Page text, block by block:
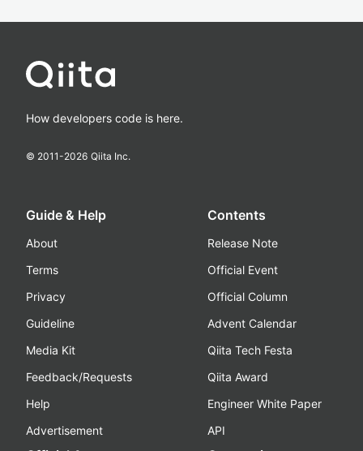
How developers code is here.
© 2011-2026 Qiita Inc.
Guide & Help
About
Terms
Privacy
Guideline
Media Kit
Feedback/Requests
Help
Advertisement
Contents
Release Note
Official Event
Official Column
Advent Calendar
Qiita Tech Festa
Qiita Award
Engineer White Paper
API